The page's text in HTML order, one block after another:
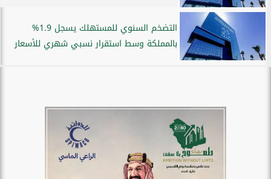
التضخم السنوي للمستهلك يسجل 1.9%
بالمملكة وسط استقرار نسبي شهري للأسعار